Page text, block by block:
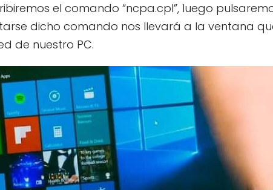
el comando “ncpa.cpl”, luego
dicho comando nos llevará a la ventana
de nuestro PC.